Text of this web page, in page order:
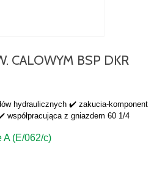
CALOWYM BSP DKR
hydraulicznych ✔️ zakucia-komponent
współpracująca z gniazdem 60 1/4
A (E/062/c)